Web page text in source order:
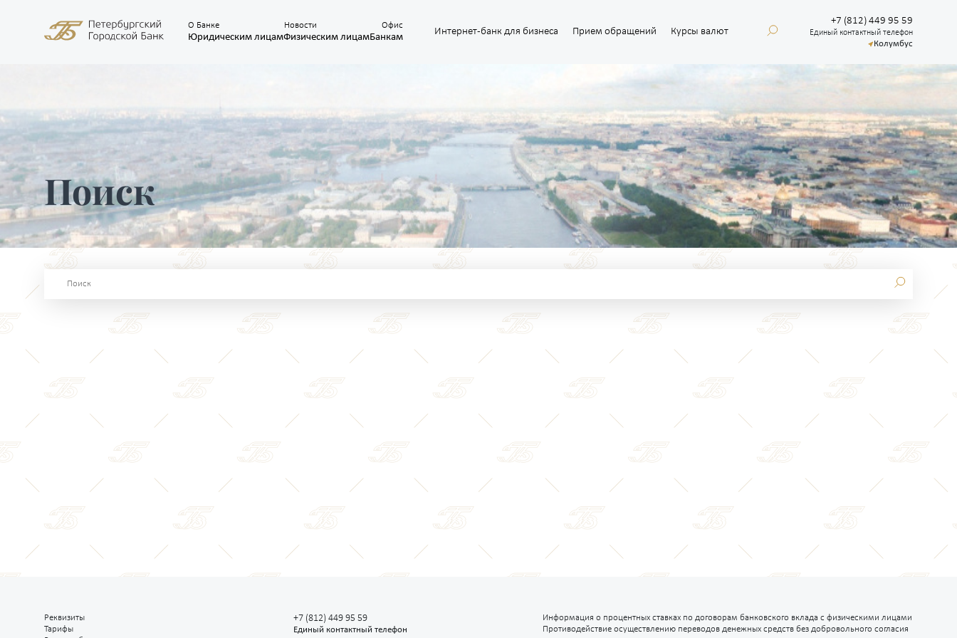
О Банке Новости Офис
Юридическим лицамФизическим лицамБанкам
Интернет-банк для бизнеса Прием обращений Курсы валют
+7 (812) 449 95 59
Единый контактный телефон
Колумбус
Поиск
Реквизиты
Тарифы
+7 (812) 449 95 59
Единый контактный телефон
Информация о процентных ставках по договорам банковского вклада с физическими лицами
Противодействие осуществлению переводов денежных средств без добровольного согласия